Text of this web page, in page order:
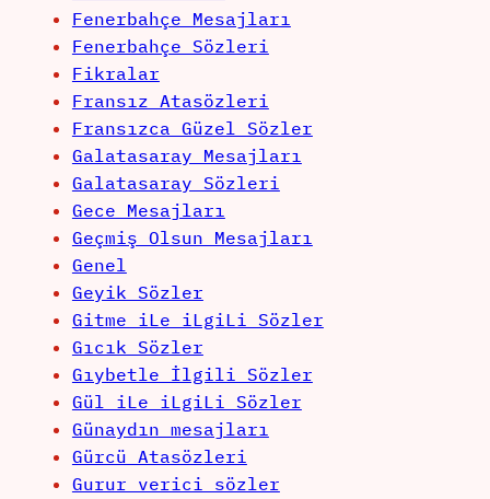
Fenerbahçe Mesajları
Fenerbahçe Sözleri
Fikralar
Fransız Atasözleri
Fransızca Güzel Sözler
Galatasaray Mesajları
Galatasaray Sözleri
Gece Mesajları
Geçmiş Olsun Mesajları
Genel
Geyik Sözler
Gitme iLe iLgiLi Sözler
Gıcık Sözler
Gıybetle İlgili Sözler
Gül iLe iLgiLi Sözler
Günaydın mesajları
Gürcü Atasözleri
Gurur verici sözler